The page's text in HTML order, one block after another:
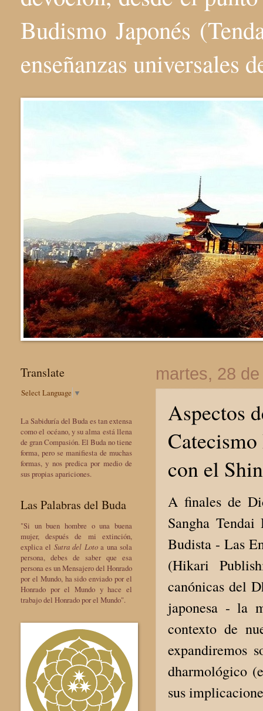
Budismo Japonés
enseñanzas universales
martes, 28
Aspectos
con el
A finales de
Sangha
Budista - Las
(Hikari
canónicas del
japonesa - la
contexto de
expandiremos
dharmológico
sus
Translate
Select Language ▼
La Sabiduría del Buda es tan extensa
como el océano, y su alma está llena
de gran Compasión. El Buda no tiene
forma, pero se manifiesta de muchas
formas, y nos predica por medio de
sus propias apariciones.
Las Palabras del Buda
"Si un buen hombre o una buena
mujer, después de mi extinción,
explica el Sutra del Lotoa una sola
persona, debes de saber que esa
persona es un Mensajero del Honrado
por el Mundo, ha sido enviado por el
Honrado por el Mundo y hace el
trabajo del Honrado por el Mundo".